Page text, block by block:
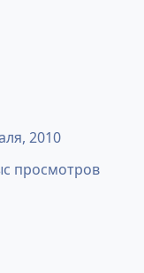
2010
просмотров